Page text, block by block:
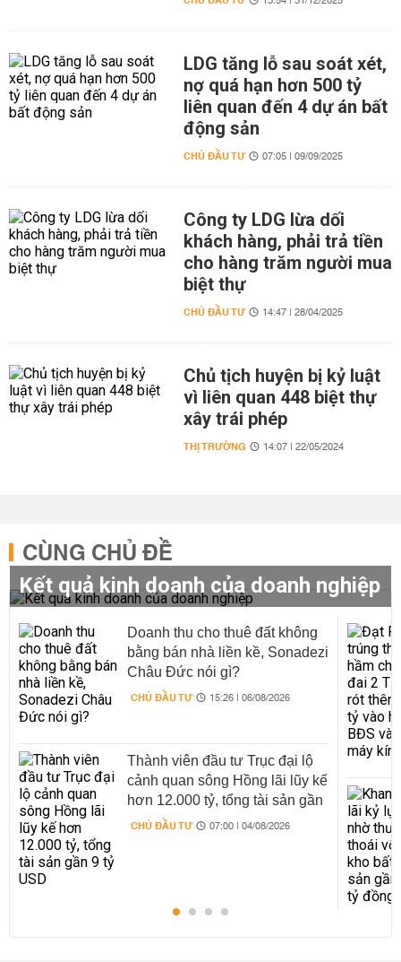
LDG tăng lỗ sau soát xét,
nợ quá hạn hơn 500 tỷ
liên quan đến 4 dự án bất
động sản
CHỦ ĐẦU TƯ 07:05 | 09/09/2025
Công ty LDG lừa dối
khách hàng, phải trả tiền
cho hàng trăm người mua
biệt thự
CHỦ ĐẦU TƯ 14:47 | 28/04/2025
Chủ tịch huyện bị kỷ luật
vì liên quan 448 biệt thự
xây trái phép
THỊ TRƯỜNG 14:07 | 22/05/2024
CÙNG CHỦ ĐỀ
Kết quả kinh doanh của doanh nghiệp
Doanh thu cho thuê đất không
bằng bán nhà liền kề, Sonadezi
Châu Đức nói gì?
CHỦ ĐẦU TƯ 15:26 | 06/08/2026
Thành viên đầu tư Trục đại lộ
cảnh quan sông Hồng lãi lũy kế
hơn 12.000 tỷ, tổng tài sản gần
9 tỷ USD
CHỦ ĐẦU TƯ 07:00 | 04/08/2026